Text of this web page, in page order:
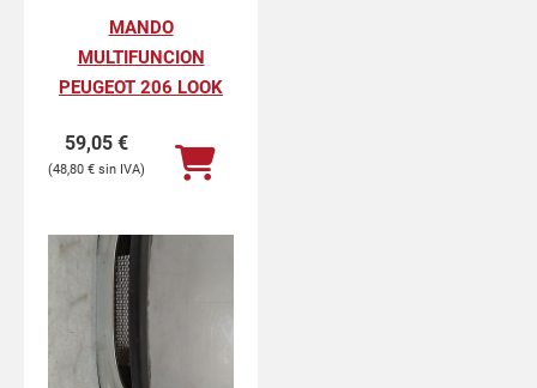
MANDO
MULTIFUNCION
PEUGEOT 206 LOOK
59,05 €
48,80 €